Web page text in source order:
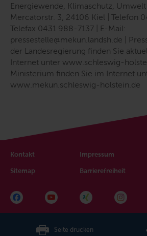
Energiewende, Klimaschutz, Umwelt
Mercatorstr. 3, 24106 Kiel | Telefon
Telefax 0431 988-7137 | E-Mail:
pressestelle@mekun.landsh.de |
der Landesregierung finden Sie
Internet unter www.schleswig-
Ministerium finden Sie im Internet
www.mekun.schleswig-holstein.de
Kontakt Impressum
Sitemap Barrierefreiheit
Seite drucken